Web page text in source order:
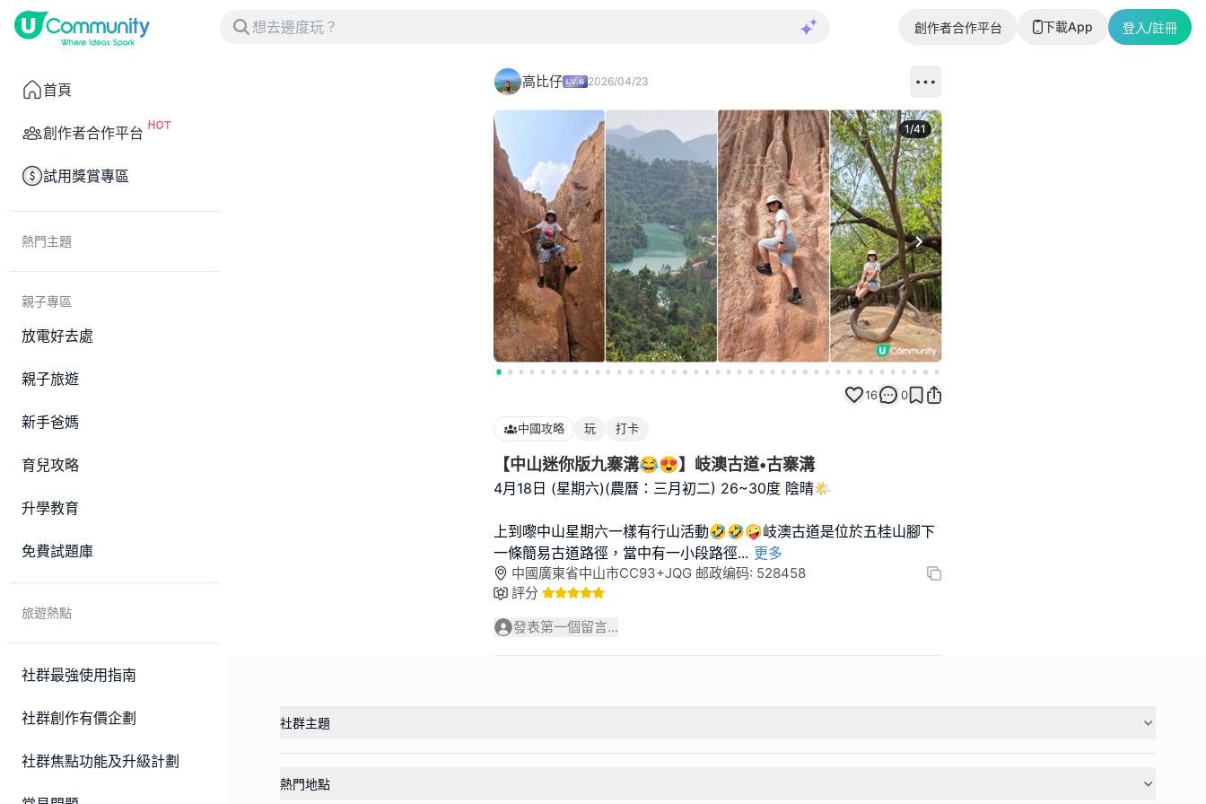
創作者合作平台 下載App 登入/註冊
首頁
創作者合作平台
試用獎賞專區
熱門主題
親子專區
放電好去處
親子旅遊
新手爸媽
育兒攻略
升學教育
免費試題庫
旅遊熱點
社群最強使用指南
社群創作有價企劃
社群焦點功能及升級計劃
高比仔 2026/04/23
Next slide
1/41
16 0
中國攻略 玩 打卡
【中山迷你版九寨溝😂😍】岐澳古道•古寨溝
4月18日 (星期六)(農曆：三月初二) 26~30度 陰晴🌤
上到嚟中山星期六一樣有行山活動🤣🤣🤪岐澳古道是位於五桂山腳下
一條簡易古道路徑，當中有一小段路徑... 更多
中國廣東省中山市CC93+JQG 邮政编码: 528458
評分
發表第一個留言...
社群主題
熱門地點